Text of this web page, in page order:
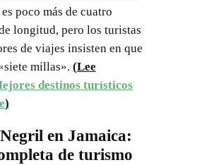
poco más de cuatro
longitud, pero los turistas
de viajes insisten en que
millas». (Lee
destinos turísticos
)
en Jamaica:
de turismo